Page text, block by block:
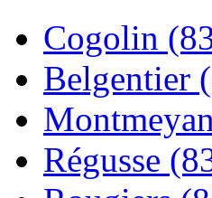
Cogolin
Belgentier
Régusse